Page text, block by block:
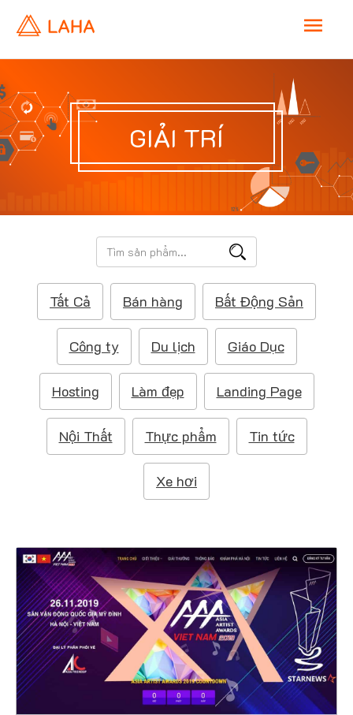
M
a
i
n
n
u
GIẢI TRÍ
T
ì
m
i
ế
m
Tất Cả Bán hàng Bất Động Sản
Công ty Du lịch Giáo Dục
Hosting Làm đẹp Landing Page
Nội Thất Thực phẩm Tin tức
Xe hơi
4559